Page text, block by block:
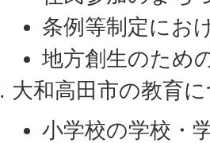
条例等制定にお
地方創生のため
大和高田市の教育
小学校の学校・